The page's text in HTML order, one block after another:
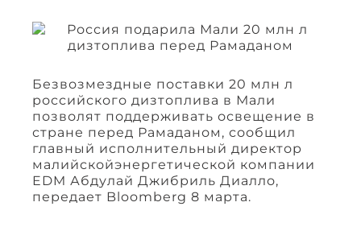
Безвозмездные поставки 20 млн л
российского дизтоплива в Мали
позволят поддерживать освещение в
стране перед Рамаданом, сообщил
главный исполнительный директор
малийскойэнергетической компании
EDM Абдулай Джибриль Диалло,
передает Bloomberg 8 марта.